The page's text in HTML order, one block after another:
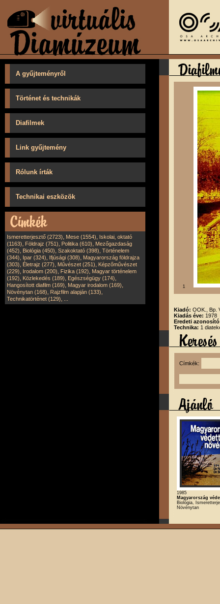
A gyűjteményről
Történet és technikák
Diafilmek
Link gyűjtemény
Rólunk írták
Technikai eszközök
Ismeretterjesztő (2723), Mese (1554), Iskolai, oktató
(1163), Földrajz (751), Politika (610), Mezőgazdaság
(452), Biológia (450), Szakoktató (398), Történelem
(344), Ipar (324), Ifjúsági (308), Magyarország földrajza
(303), Életrajz (277), Művészet (251), Képzőművészet
(229), Irodalom (200), Fizika (192), Magyar történelem
(192), Közlekedés (189), Egészségügy (174),
Hangosított diafilm (169), Magyar irodalom (169),
Növénytan (168), Rajzfilm alapján (133),
Technikatörténet (129),
1
Kiadó: OOK., Bp.
Kiadás éve: 1978
Eredeti
Technika: 1
Címkék:
1985
Magyarország
Biológia,
Növénytan